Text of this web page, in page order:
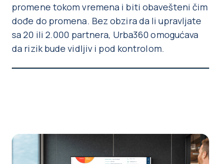
promene tokom vremena i biti obavešteni čim
dođe do promena. Bez obzira da li upravljate
sa 20 ili 2.000 partnera, Urba360 omogućava
da rizik bude vidljiv i pod kontrolom.